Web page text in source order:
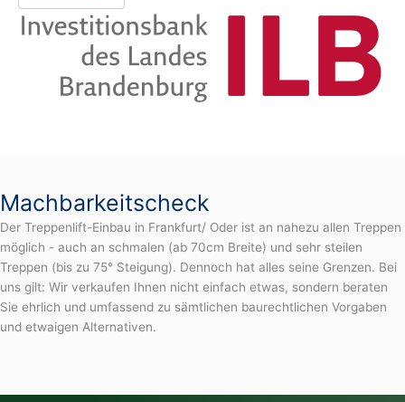
Machbarkeitscheck
Der Treppenlift-Einbau in Frankfurt/ Oder ist an nahezu allen Treppen
möglich - auch an schmalen (ab 70cm Breite) und sehr steilen
Treppen (bis zu 75° Steigung). Dennoch hat alles seine Grenzen. Bei
uns gilt: Wir verkaufen Ihnen nicht einfach etwas, sondern beraten
Sie ehrlich und umfassend zu sämtlichen baurechtlichen Vorgaben
und etwaigen Alternativen.